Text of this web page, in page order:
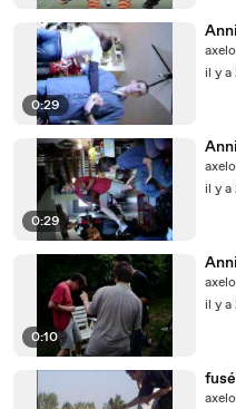
0:29
il y a
0:29
il y a
0:10
il y a